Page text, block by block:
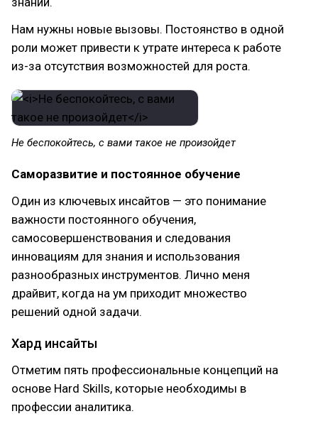
Нам нужны новые вызовы. Постоянство в одной
роли может привести к утрате интереса к работе
из-за отсутствия возможностей для роста.
Не беспокойтесь, с вами такое не произойдет
Саморазвитие и постоянное обучение
Один из ключевых инсайтов — это понимание
важности постоянного обучения,
самосовершенствования и следования
инновациям для знания и использования
разнообразных инструментов. Лично меня
драйвит, когда на ум приходит множество
решений одной задачи.
Хард инсайты
Отметим пять профессиональные концепций на
основе Hard Skills, которые необходимы в
профессии аналитика.